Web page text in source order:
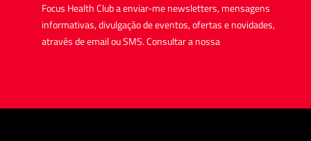
Focus Health Club a enviar-me newsletters, mensagens
informativas, divulgação de eventos, ofertas e novidades,
através de email ou SMS. Consultar a nossa